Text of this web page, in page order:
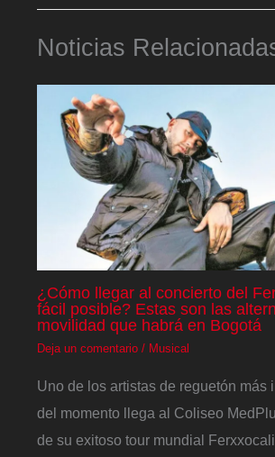
Noticias
¿Cómo llegar al concierto del
fácil posible? Estas son las
movilidad que habrá en Bogotá
Deja un comentario / Musical
Uno de los artistas de reguetón más
del momento llega al Coliseo
de su exitoso tour mundial